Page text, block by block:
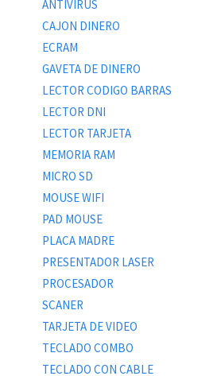
ANTIVIRUS
CAJON DINERO
ECRAM
GAVETA DE DINERO
LECTOR CODIGO BARRAS
LECTOR DNI
LECTOR TARJETA
MEMORIA RAM
MICRO SD
MOUSE WIFI
PAD MOUSE
PLACA MADRE
PRESENTADOR LASER
PROCESADOR
SCANER
TARJETA DE VIDEO
TECLADO COMBO
TECLADO CON CABLE